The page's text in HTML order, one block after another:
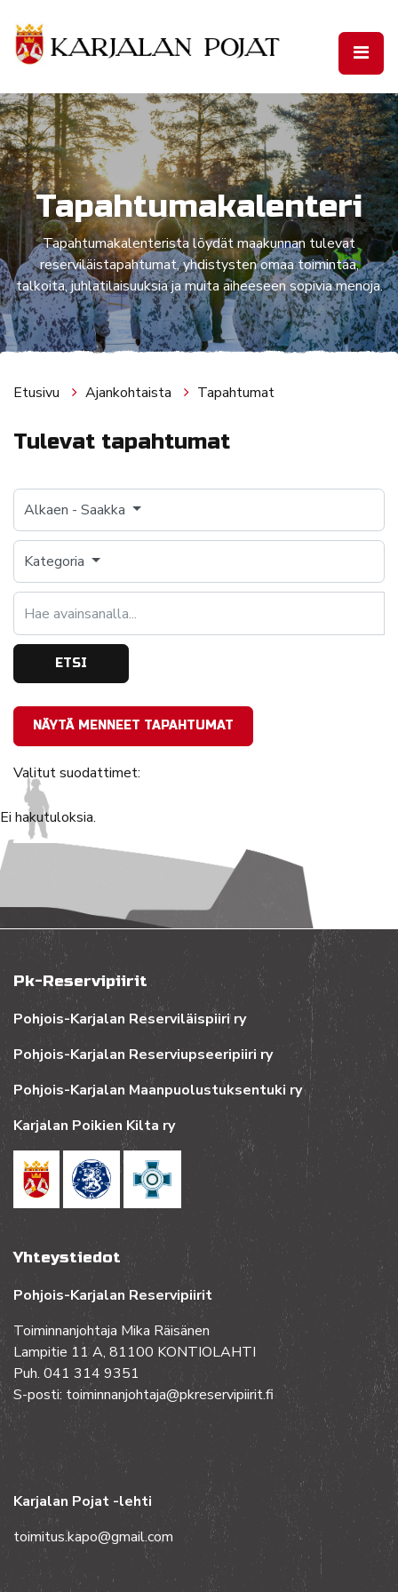
Tapahtumakalenteri
Tapahtumakalenterista löydät maakunnan tulevat
reserviläistapahtumat, yhdistysten omaa toimintaa,
talkoita, juhlatilaisuuksia ja muita aiheeseen sopivia menoja.
Etusivu Ajankohtaista Tapahtumat
Tulevat tapahtumat
Alkaen -Saakka
Kategoria
Hae avainsanalla...
ETSI
NÄYTÄ MENNEET TAPAHTUMAT
Valitut suodattimet:
Ei hakutuloksia.
Pk-Reservipiirit
Pohjois-Karjalan Reserviläispiiri ry
Pohjois-Karjalan Reserviupseeripiiri ry
Pohjois-Karjalan Maanpuolustuksentuki ry
Karjalan Poikien Kilta ry
Yhteystiedot
Pohjois-Karjalan Reservipiirit
Toiminnanjohtaja Mika Räisänen
Lampitie 11 A, 81100 KONTIOLAHTI
Puh. 041 314 9351
S-posti: toiminnanjohtaja@pkreservipiirit.fi
Karjalan Pojat -lehti
toimitus.kapo@gmail.com